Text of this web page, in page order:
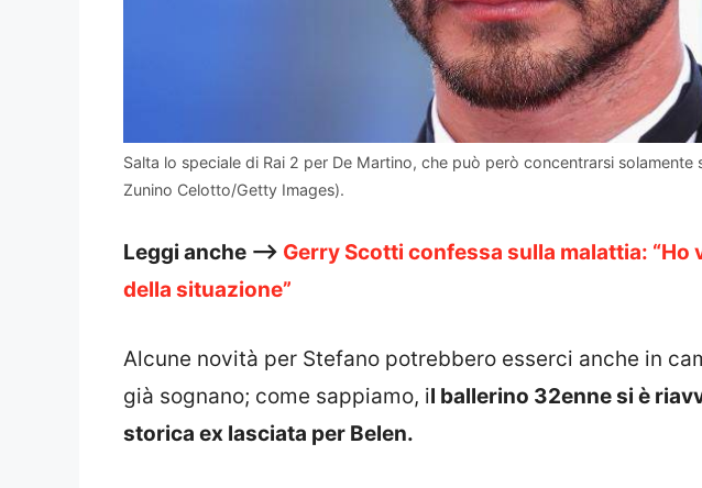
Salta lo speciale di Rai 2 per De Martino, che può però concentrarsi solamente
Zunino Celotto/Getty Images).
Leggi anche –> Gerry Scotti confessa sulla malattia: “Ho
della situazione”
Alcune novità per Stefano potrebbero esserci anche in
già sognano; come sappiamo, il ballerino 32enne si è
storica ex lasciata per Belen.